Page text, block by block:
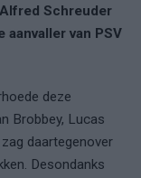
Schreuder
van PSV
deze
Brobbey, Lucas
daartegenover
Desondanks